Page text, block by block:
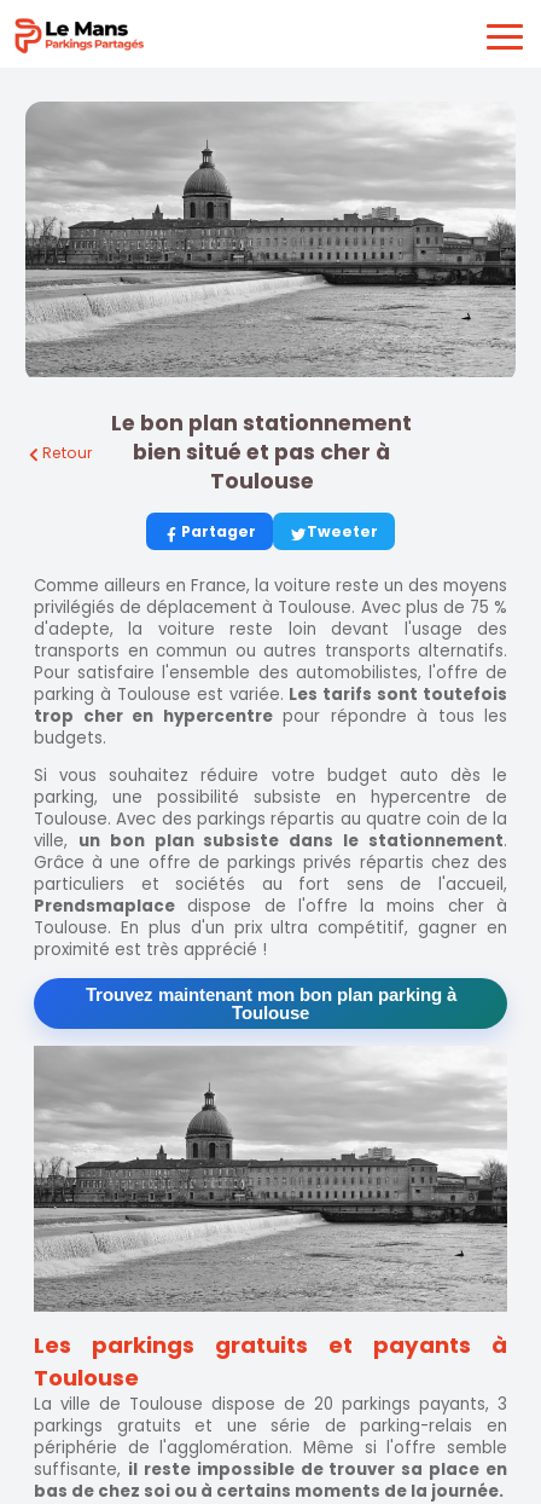
Retour
Le bon plan stationnement
bien situé et pas cher à
Toulouse
Partager Tweeter
Comme ailleurs en France, la voiture reste un des moyens
privilégiés de déplacement à Toulouse. Avec plus de 75 %
d'adepte, la voiture reste loin devant l'usage des
transports en commun ou autres transports alternatifs.
Pour satisfaire l'ensemble des automobilistes, l'offre de
parking à Toulouse est variée. Les tarifs sont toutefois
trop cher en hypercentrepour répondre à tous les
budgets.
Si vous souhaitez réduire votre budget auto dès le
parking, une possibilité subsiste en hypercentre de
Toulouse. Avec des parkings répartis au quatre coin de la
ville, un bon plan subsiste dans le stationnement.
Grâce à une offre de parkings privés répartis chez des
particuliers et sociétés au fort sens de l'accueil,
Prendsmaplace dispose de l'offre la moins cher à
Toulouse. En plus d'un prix ultra compétitif, gagner en
proximité est très apprécié !
Trouvez maintenant mon bon plan parking à
Toulouse
Les parkings gratuits et payants à
Toulouse
La ville de Toulouse dispose de 20 parkings payants, 3
parkings gratuits et une série de parking-relais en
périphérie de l'agglomération. Même si l'offre semble
suffisante, il reste impossible de trouver sa place en
bas de chez soi ou à certains moments de la journée.